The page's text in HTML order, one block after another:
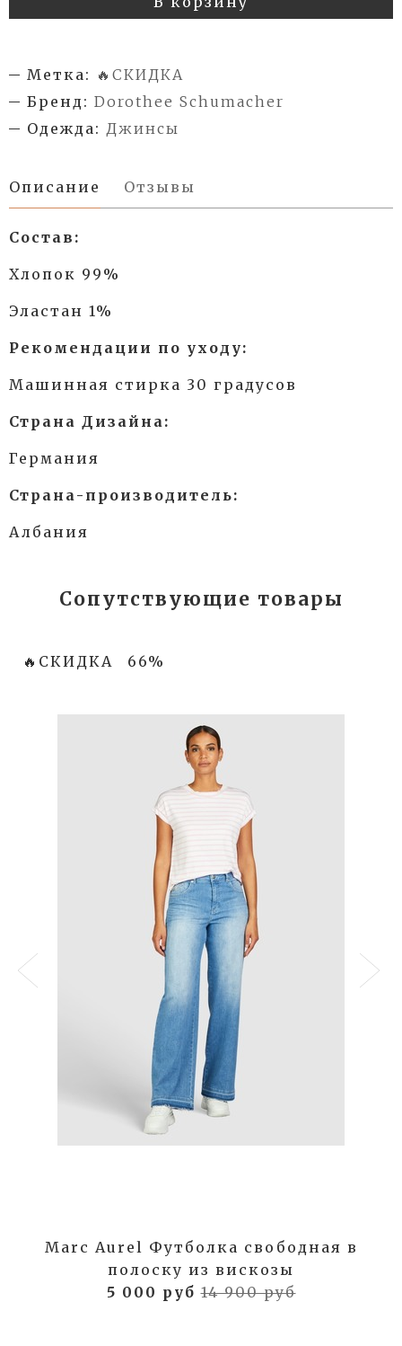
Метка: 🔥СКИДКА
Бренд: Dorothee Schumacher
Одежда: Джинсы
Описание Отзывы
Состав:
Хлопок 99%
Эластан 1%
Рекомендации по уходу:
Машинная стирка 30 градусов
Страна Дизайна:
Германия
Страна-производитель:
Албания
Сопутствующие товары
🔥СКИДКА 66%
Marc Aurel Футболка свободная в
полоску из вискозы
5 000 руб14 900 руб